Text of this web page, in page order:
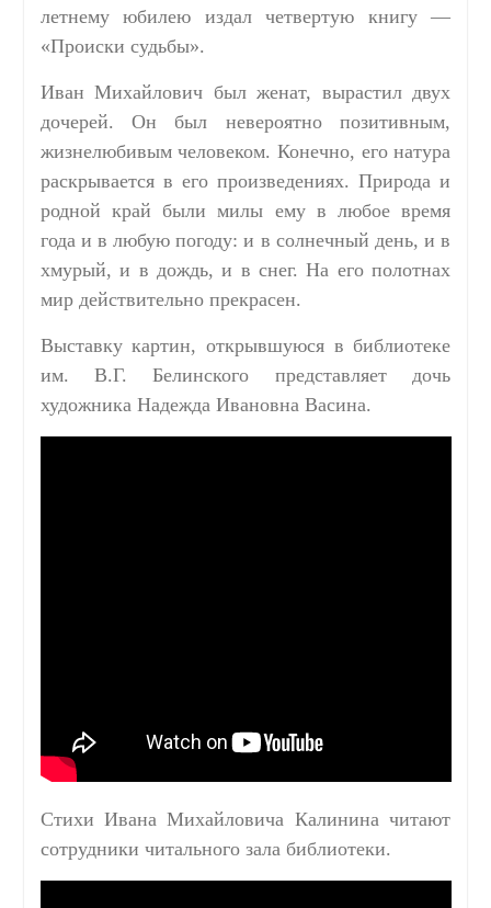
летнему юбилею издал четвертую книгу —
«Происки судьбы».
Иван Михайлович был женат, вырастил двух
дочерей. Он был невероятно позитивным,
жизнелюбивым человеком. Конечно, его натура
раскрывается в его произведениях. Природа и
родной край были милы ему в любое время
года и в любую погоду: и в солнечный день, и в
хмурый, и в дождь, и в снег. На его полотнах
мир действительно прекрасен.
Выставку картин, открывшуюся в библиотеке
им. В.Г. Белинского представляет дочь
художника Надежда Ивановна Васина.
Стихи Ивана Михайловича Калинина читают
сотрудники читального зала библиотеки.